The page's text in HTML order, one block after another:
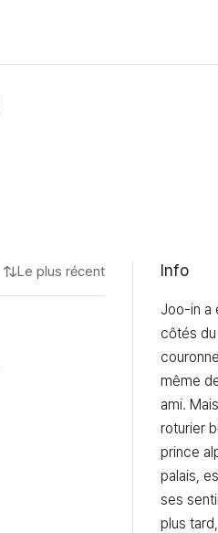
My
Le plus récent Info
Joo-in a
côtés du
même
ami.
roturier
prince
palais,
ses
plus